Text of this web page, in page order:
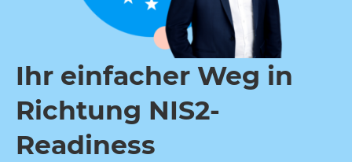
Ihr einfacher Weg in
Richtung NIS2-
Readiness